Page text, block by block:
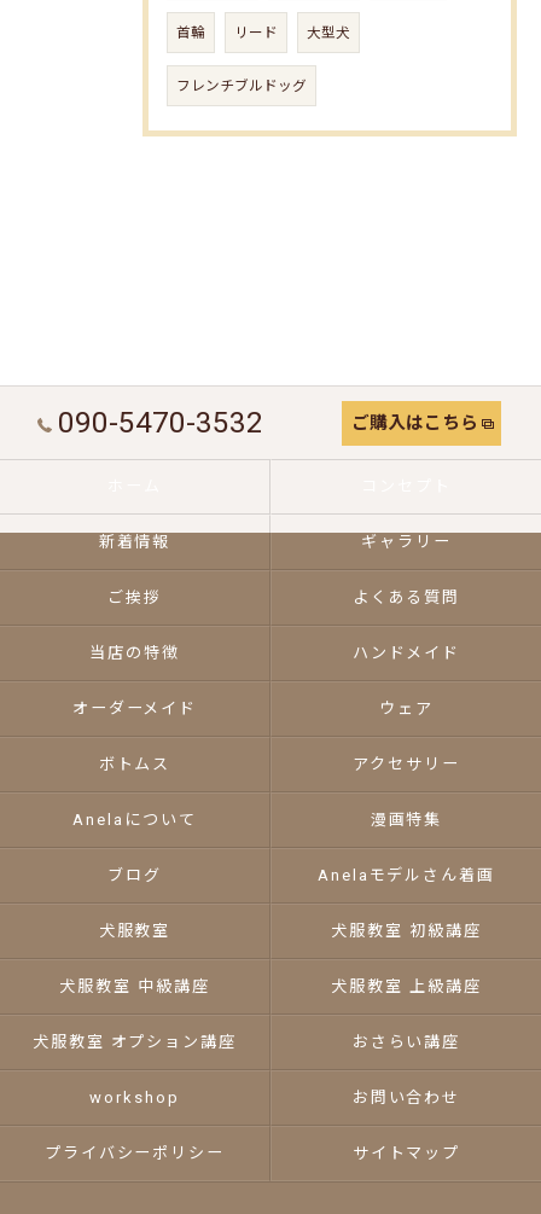
首輪 リード 大型犬
フレンチブルドッグ
090-5470-3532 ご購入はこちら
新着情報 ギャラリー
ご挨拶 よくある質問
当店の特徴 ハンドメイド
オーダーメイド ウェア
ボトムス アクセサリー
Anelaについて 漫画特集
ブログ Anelaモデルさん着画
犬服教室 犬服教室 初級講座
犬服教室 中級講座 犬服教室 上級講座
犬服教室 オプション講座 おさらい講座
workshop お問い合わせ
プライバシーポリシー サイトマップ